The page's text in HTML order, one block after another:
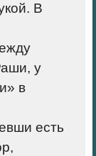
В
у
в
есть